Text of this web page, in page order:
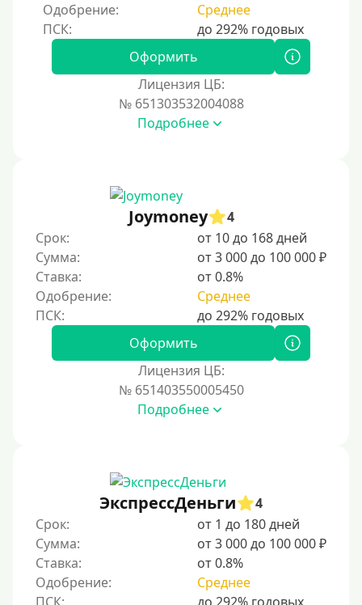
Одобрение:
Среднее
Оформить
Лицензия ЦБ:
№ 651303532004088
Подробнее
Joymoney
4
Срок:
от 10 до 168 дней
Сумма:
от 3 000 до 100 000 ₽
Ставка:
от 0.8%
Одобрение:
Среднее
Оформить
Лицензия ЦБ:
№ 651403550005450
Подробнее
ЭкспрессДеньги
4
Срок:
от 1 до 180 дней
Сумма:
от 3 000 до 100 000 ₽
Ставка:
от 0.8%
Одобрение:
Среднее